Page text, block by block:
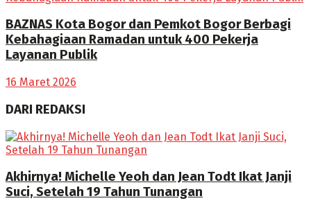
BAZNAS Kota Bogor dan Pemkot Bogor Berbagi
Kebahagiaan Ramadan untuk 400 Pekerja
Layanan Publik
16 Maret 2026
DARI REDAKSI
Akhirnya! Michelle Yeoh dan Jean Todt Ikat Janji
Suci, Setelah 19 Tahun Tunangan